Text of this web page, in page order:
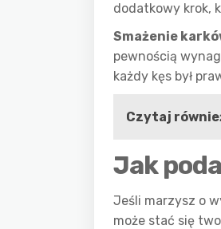
dodatkowy krok,
Smażenie
pewnością
każdy kęs był
Czytaj
Jak
Jeśli marzysz o
może stać się